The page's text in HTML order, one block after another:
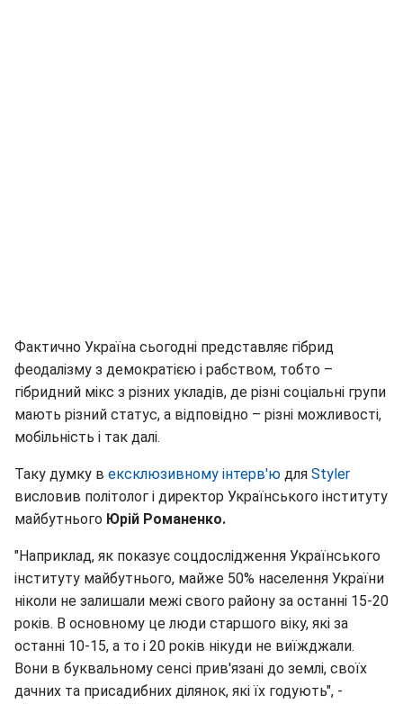
Фактично Україна сьогодні представляє гібрид
феодалізму з демократією і рабством, тобто –
гібридний мікс з різних укладів, де різні соціальні групи
мають різний статус, а відповідно – різні можливості,
мобільність і так далі.
Таку думку в ексклюзивному інтерв'ю для Styler
висловив політолог і директор Українського інституту
майбутнього Юрій Романенко.
"Наприклад, як показує соцдослідження Українського
інституту майбутнього, майже 50% населення України
ніколи не залишали межі свого району за останні 15-20
років. В основному це люди старшого віку, які за
останні 10-15, а то і 20 років нікуди не виїжджали.
Вони в буквальному сенсі прив'язані до землі, своїх
дачних та присадибних ділянок, які їх годують", -